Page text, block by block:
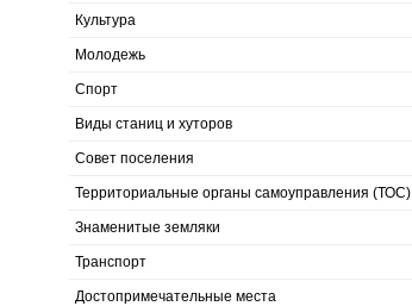
Культура
Молодежь
Спорт
Виды станиц и хуторов
Совет поселения
Территориальные органы самоуправления (ТОС)
Знаменитые земляки
Транспорт
Достопримечательные места